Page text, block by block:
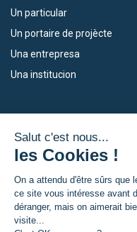
Un particular
Un portaire de projècte
Una entrepresa
Una institucion
Los nòstres dispositius
Empleo
Eskola Futura
TRANSFERMUGA-RREKIN